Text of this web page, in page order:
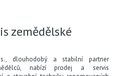
zemědělské
dlouhodobý a stabilní partner
nabízí prodej a servis